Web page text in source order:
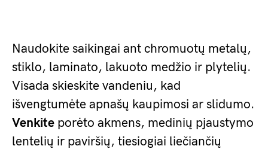
Naudokite saikingai ant chromuotų metalų,
stiklo, laminato, lakuoto medžio ir plytelių.
Visada skieskite vandeniu, kad
išvengtumėte apnašų kaupimosi ar slidumo.
Venkite porėto akmens, medinių pjaustymo
lentelių ir paviršių, tiesiogiai liečiančių